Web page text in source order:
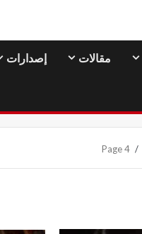
مقالات إصدارات
Page 4